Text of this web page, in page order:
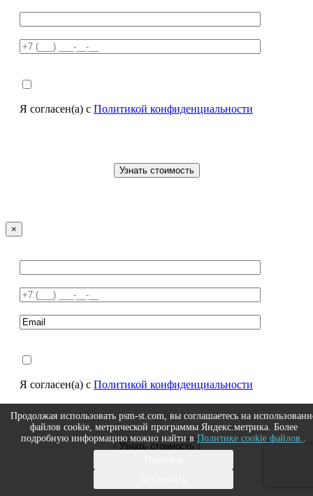
Я согласен(а) с Политикой конфиденциальности
×
Я согласен(а) с Политикой конфиденциальности
Продолжая использовать psm-st.com, вы соглашаетесь на
файлов cookie, метрической программы Яндекс.метрика. Более
подробную информацию можно найти вПолитике cookie файлов..